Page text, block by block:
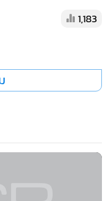
รคพลังประชารัฐ แต่
อ เพราะผลงานจับต้อง
าม”ทั้ง7 แห่งพรรคพลัง
ส.ส.ภาคใต้บางส่วน จึง
ตรีช่วยว่าการกระทรวง
1,183